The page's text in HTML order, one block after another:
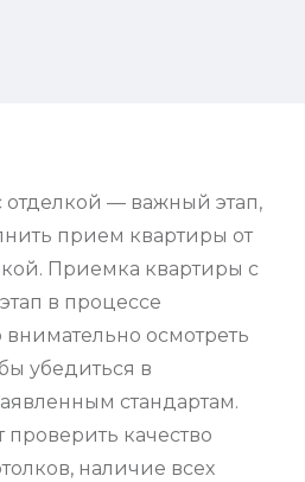
— важный этап,
прием квартиры от
Приемка квартиры с
в процессе
осмотреть
убедиться в
стандартам.
проверить качество
наличие всех